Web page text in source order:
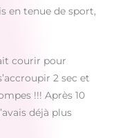
en tenue de sport,
courir pour
2 sec et
!!! Après 10
déjà plus